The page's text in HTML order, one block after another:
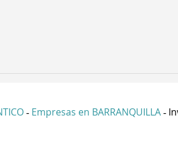
- Empresas en BARRANQUILLA -